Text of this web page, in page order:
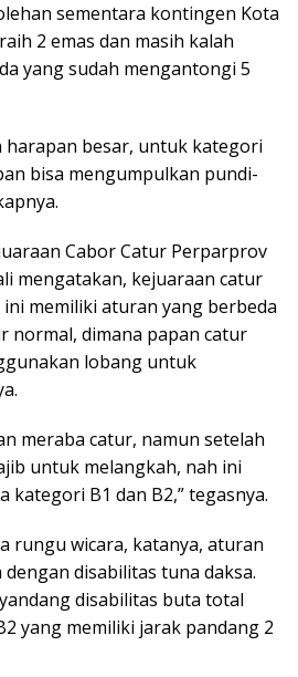
sementara kontingen Kota
2 emas dan masih kalah
yang sudah mengantongi 5
harapan besar, untuk kategori
bisa mengumpulkan pundi-
Cabor Catur Perparprov
mengatakan, kejuaraan catur
memiliki aturan yang berbeda
normal, dimana papan catur
lobang untuk
meraba catur, namun setelah
untuk melangkah, nah ini
B1 dan B2,” tegasnya.
rungu wicara, katanya, aturan
disabilitas tuna daksa.
disabilitas buta total
yang memiliki jarak pandang 2